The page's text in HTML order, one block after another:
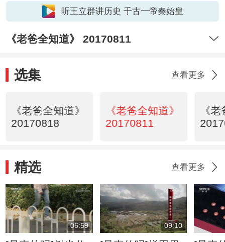
听王立群讲历史 千古一帝秦始皇
《老爸全知道》 20170811
选集 查看更多
《老爸全知道》
20170818
《老爸全知道》
20170811
《
精选 查看更多
06:59 09:10